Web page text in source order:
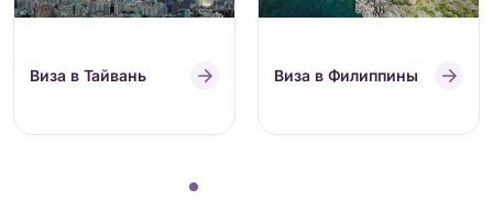
Виза в Тайвань Виза в Филиппины